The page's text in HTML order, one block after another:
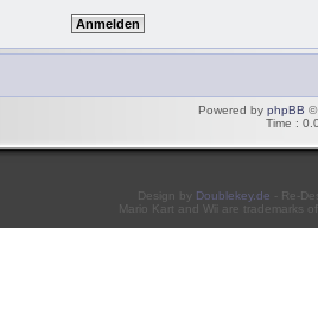
Powered by phpBB ©
Time :
Design by Doublekey.de - Re-
Mario Kart and Wii are trademarks